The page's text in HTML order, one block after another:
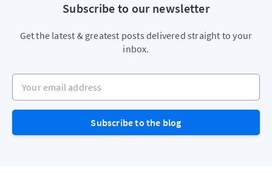
Subscribe to our newsletter
Get the latest & greatest posts delivered straight to your
inbox.
Your email address
Subscribe to the blog